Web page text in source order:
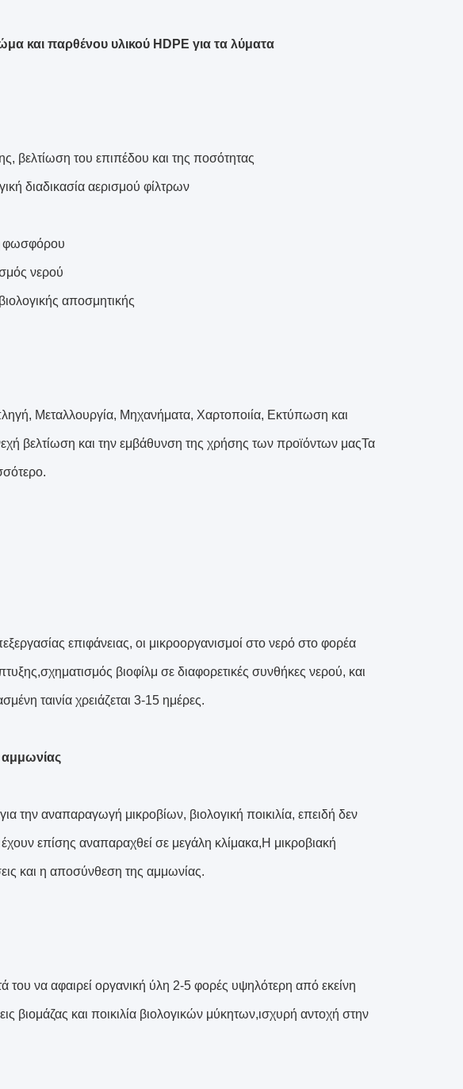
και παρθένου υλικού HDPE για τα λύματα
βελτίωση του επιπέδου και της ποσότητας
διαδικασία αερισμού φίλτρων
φωσφόρου
νερού
αποσμητικής
Μεταλλουργία, Μηχανήματα, Χαρτοποιία, Εκτύπωση και
βελτίωση και την εμβάθυνση της χρήσης των προϊόντων μαςΤα
επιφάνειας, οι μικροοργανισμοί στο νερό στο φορέα
βιοφίλμ σε διαφορετικές συνθήκες νερού, και
ταινία χρειάζεται 3-15 ημέρες.
την αναπαραγωγή μικροβίων, βιολογική ποικιλία, επειδή δεν
επίσης αναπαραχθεί σε μεγάλη κλίμακα,Η μικροβιακή
και η αποσύνθεση της αμμωνίας.
του να αφαιρεί οργανική ύλη 2-5 φορές υψηλότερη από εκείνη
και ποικιλία βιολογικών μύκητων,ισχυρή αντοχή στην